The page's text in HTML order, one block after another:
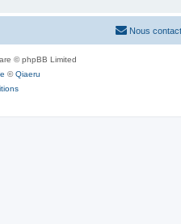
Nous
© phpBB Limited
©Qiaeru